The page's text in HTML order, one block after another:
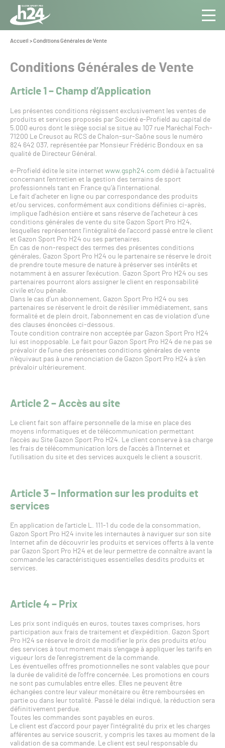
Panneau de gestion des cookies
Aller au contenu
Toute
l’info
Pro
Vous
Accueil >Conditions Générales de Vente
Conditions Générales de Vente
Article 1 – Champ d’Application
Les présentes conditions régissent exclusivement les ventes de
produits et services proposés par Société e-Profield au capital de
5.000 euros dont le siège social se situe au 107 rue Maréchal Foch-
71200 Le Creusot au RCS de Chalon-sur-Saône sous le numéro
824 642 037, représentée par Monsieur Frédéric Bondoux en sa
qualité de Directeur Général.
e-Profield édite le site internet www.gsph24.com dédié à l’actualité
concernant l’entretien et la gestion des terrains de sport
professionnels tant en France qu’à l’international.
Le fait d’acheter en ligne ou par correspondance des produits
et/ou services, conformément aux conditions définies ci-après,
implique l’adhésion entière et sans réserve de l’acheteur à ces
conditions générales de vente du site Gazon Sport Pro H24,
lesquelles représentent l’intégralité de l’accord passé entre le client
et Gazon Sport Pro H24 ou ses partenaires.
En cas de non-respect des termes des présentes conditions
générales, Gazon Sport Pro H24 ou le partenaire se réserve le droit
de prendre toute mesure de nature à préserver ses intérêts et
notamment à en assurer l’exécution. Gazon Sport Pro H24 ou ses
partenaires pourront alors assigner le client en responsabilité
civile et/ou pénale.
Dans le cas d’un abonnement, Gazon Sport Pro H24 ou ses
partenaires se réservent le droit de résilier immédiatement, sans
formalité et de plein droit, l’abonnement en cas de violation d’une
des clauses énoncées ci-dessous.
Toute condition contraire non acceptée par Gazon Sport Pro H24
lui est inopposable. Le fait pour Gazon Sport Pro H24 de ne pas se
prévaloir de l’une des présentes conditions générales de vente
n’équivaut pas à une renonciation de Gazon Sport Pro H24 à s’en
prévaloir ultérieurement.
Article 2 – Accès au site
Le client fait son affaire personnelle de la mise en place des
moyens informatiques et de télécommunication permettant
l’accès au Site Gazon Sport Pro H24. Le client conserve à sa charge
les frais de télécommunication lors de l’accès à l’Internet et
l’utilisation du site et des services auxquels le client a souscrit.
Article 3 – Information sur les produits et
services
En application de l’article L. 111-1 du code de la consommation,
Gazon Sport Pro H24 invite les internautes à naviguer sur son site
Internet afin de découvrir les produits et services offerts à la vente
par Gazon Sport Pro H24 et de leur permettre de connaître avant la
commande les caractéristiques essentielles desdits produits et
services.
Article 4 – Prix
Les prix sont indiqués en euros, toutes taxes comprises, hors
participation aux frais de traitement et d’expédition. Gazon Sport
Pro H24 se réserve le droit de modifier le prix des produits et/ou
des services à tout moment mais s’engage à appliquer les tarifs en
vigueur lors de l’enregistrement de la commande.
Les éventuelles offres promotionnelles ne sont valables que pour
la durée de validité de l’offre concernée. Les promotions en cours
ne sont pas cumulables entre elles. Elles ne peuvent être
échangées contre leur valeur monétaire ou être remboursées en
partie ou dans leur totalité. Passé le délai indiqué, la réduction sera
définitivement perdue.
Toutes les commandes sont payables en euros.
Le client est d’accord pour payer l’intégralité du prix et les charges
afférentes au service souscrit, y compris les taxes au moment de la
validation de sa commande. Le client est seul responsable du